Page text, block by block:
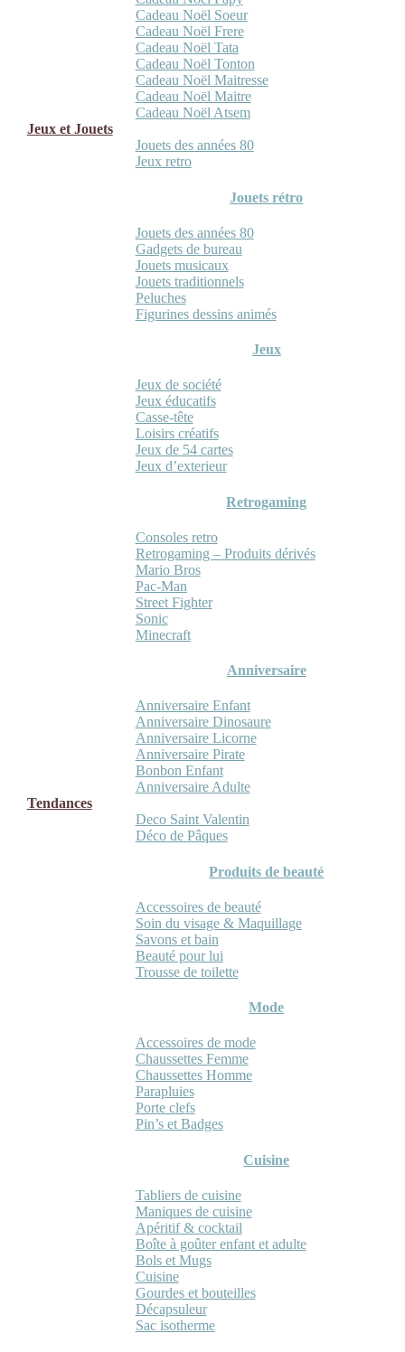
Cadeau Noël Soeur
Cadeau Noël Frere
Cadeau Noël Tata
Cadeau Noël Tonton
Cadeau Noël Maitresse
Cadeau Noël Maitre
Cadeau Noël Atsem
Jeux et Jouets
Jouets des années 80
Jeux retro
Jouets rétro
Jouets des années 80
Gadgets de bureau
Jouets musicaux
Jouets traditionnels
Peluches
Figurines dessins animés
Jeux
Jeux de société
Jeux éducatifs
Casse-tête
Loisirs créatifs
Jeux de 54 cartes
Jeux d’exterieur
Retrogaming
Consoles retro
Retrogaming – Produits dérivés
Mario Bros
Pac-Man
Street Fighter
Sonic
Minecraft
Anniversaire
Anniversaire Enfant
Anniversaire Dinosaure
Anniversaire Licorne
Anniversaire Pirate
Bonbon Enfant
Anniversaire Adulte
Tendances
Deco Saint Valentin
Déco de Pâques
Produits de beauté
Accessoires de beauté
Soin du visage & Maquillage
Savons et bain
Beauté pour lui
Trousse de toilette
Mode
Accessoires de mode
Chaussettes Femme
Chaussettes Homme
Parapluies
Porte clefs
Pin’s et Badges
Cuisine
Tabliers de cuisine
Maniques de cuisine
Apéritif & cocktail
Boîte à goûter enfant et adulte
Bols et Mugs
Cuisine
Gourdes et bouteilles
Décapsuleur
Sac isotherme